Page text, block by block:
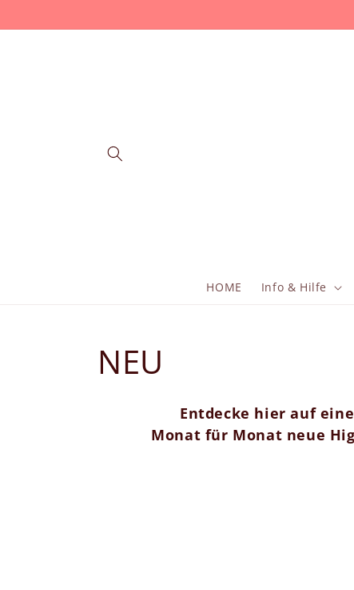
Inhalt
HOME Info & Hilfe
K
NEU
Entdecke hier auf
Monat für Monat neue